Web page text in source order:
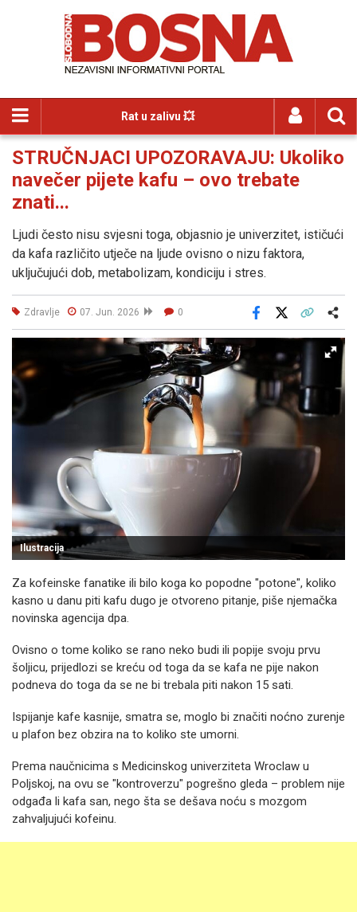
Rat u zalivu 💥
STRUČNJACI UPOZORAVAJU: Ukoliko
navečer pijete kafu – ovo trebate
znati...
Ljudi često nisu svjesni toga, objasnio je univerzitet, ističući
da kafa različito utječe na ljude ovisno o nizu faktora,
uključujući dob, metabolizam, kondiciju i stres.
Zdravlje 07. Jun. 2026 0
Facebook
Ilustracija
Za kofeinske fanatike ili bilo koga ko popodne "potone", koliko
kasno u danu piti kafu dugo je otvoreno pitanje, piše njemačka
novinska agencija dpa.
Ovisno o tome koliko se rano neko budi ili popije svoju prvu
šoljicu, prijedlozi se kreću od toga da se kafa ne pije nakon
podneva do toga da se ne bi trebala piti nakon 15 sati.
Ispijanje kafe kasnije, smatra se, moglo bi značiti noćno zurenje
u plafon bez obzira na to koliko ste umorni.
Prema naučnicima s Medicinskog univerziteta Wroclaw u
Poljskoj, na ovu se "kontroverzu" pogrešno gleda – problem nije
odgađa li kafa san, nego šta se dešava noću s mozgom
zahvaljujući kofeinu.